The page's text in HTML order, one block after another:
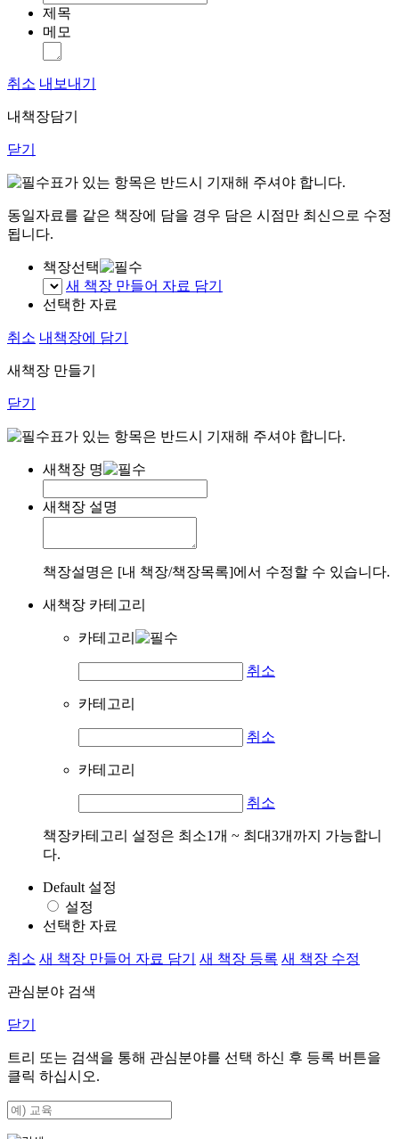
제목
메모
취소 내보내기
내책장담기
닫기
표가 있는 항목은 반드시 기재해 주셔야 합니다.
동일자료를 같은 책장에 담을 경우 담은 시점만 최신으로 수정
됩니다.
책장선택
새 책장 만들어 자료 담기
선택한 자료
취소 내책장에 담기
새책장 만들기
닫기
표가 있는 항목은 반드시 기재해 주셔야 합니다.
새책장 명
새책장 설명
책장설명은 [내 책장/책장목록]에서 수정할 수 있습니다.
새책장 카테고리
카테고리
취소
카테고리
취소
카테고리
취소
책장카테고리 설정은 최소1개 ~ 최대3개까지 가능합니
다.
Default 설정
설정
선택한 자료
취소 새 책장 만들어 자료 담기 새 책장 등록 새 책장 수정
관심분야 검색
닫기
트리 또는 검색을 통해 관심분야를 선택 하신 후 등록 버튼을
클릭 하십시오.